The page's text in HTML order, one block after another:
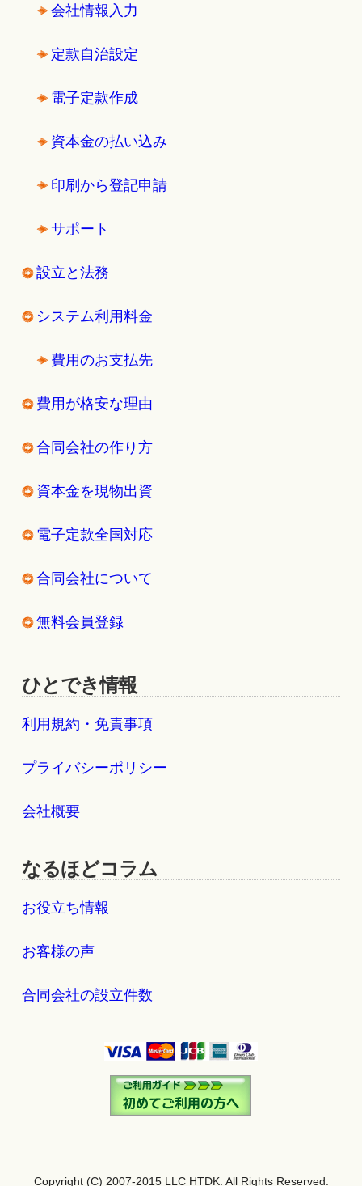
会社情報入力
定款自治設定
電子定款作成
資本金の払い込み
印刷から登記申請
サポート
設立と法務
システム利用料金
費用のお支払先
費用が格安な理由
合同会社の作り方
資本金を現物出資
電子定款全国対応
合同会社について
無料会員登録
ひとでき情報
利用規約・免責事項
プライバシーポリシー
会社概要
なるほどコラム
お役立ち情報
お客様の声
合同会社の設立件数
Copyright (C) 2007-2015 LLC HTDK. All Rights Reserved.